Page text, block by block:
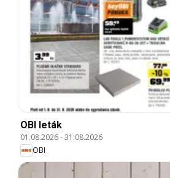
OBI leták
01.08.2026-31.08.2026
OBI